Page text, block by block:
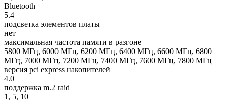
Bluetooth
5.4
подсветка элементов платы
нет
максимальная частота памяти в разгоне
5800 МГц, 6000 МГц, 6200 МГц, 6400 МГц, 6600 МГц, 6800
МГц, 7000 МГц, 7200 МГц, 7400 МГц, 7600 МГц, 7800 МГц
версия pci express накопителей
4.0
поддержка m.2 raid
1, 5, 10